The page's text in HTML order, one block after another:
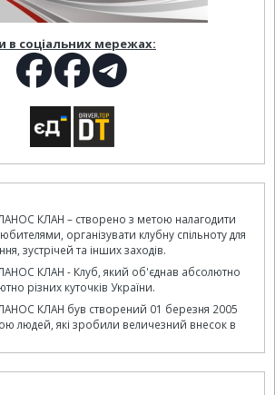
в соціальних мережах:
КЛАН – створено з метою налагодити
організувати клубну спільноту для
зустрічей та інших заходів.
КЛАН - Клуб, який об'єднав абсолютно
різних куточків України.
КЛАН був створений 01 березня 2005
людей, які зробили величезний внесок в